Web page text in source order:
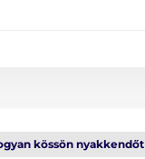
kössön nyakkendőt